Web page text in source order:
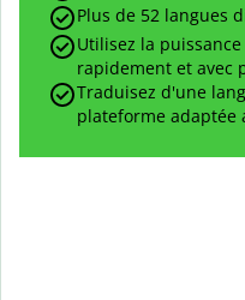
Plus de 52 langues
Utilisez la
rapidement et avec
Traduisez d'une
plateforme adaptée